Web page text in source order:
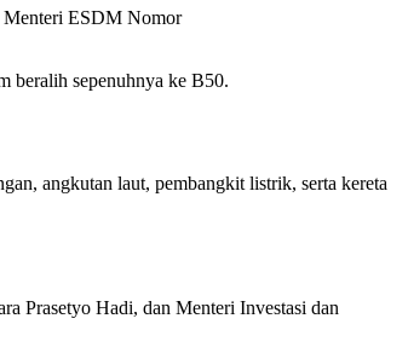
Menteri ESDM Nomor
beralih sepenuhnya ke B50.
angkutan laut, pembangkit listrik, serta kereta
Prasetyo Hadi, dan Menteri Investasi dan